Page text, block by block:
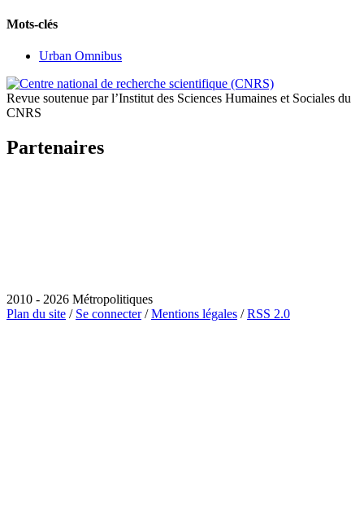
Mots-clés
Urban Omnibus
Revue soutenue par l’Institut des Sciences Humaines et Sociales du
CNRS
Partenaires
2010 - 2026 Métropolitiques
Plan du site / Se connecter/Mentions légales /RSS 2.0